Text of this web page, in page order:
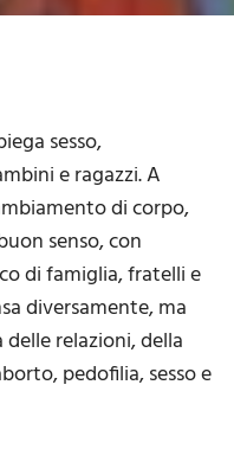
sesso,
e ragazzi. A
di corpo,
senso, con
di famiglia, fratelli e
diversamente, ma
relazioni, della
pedofilia, sesso e